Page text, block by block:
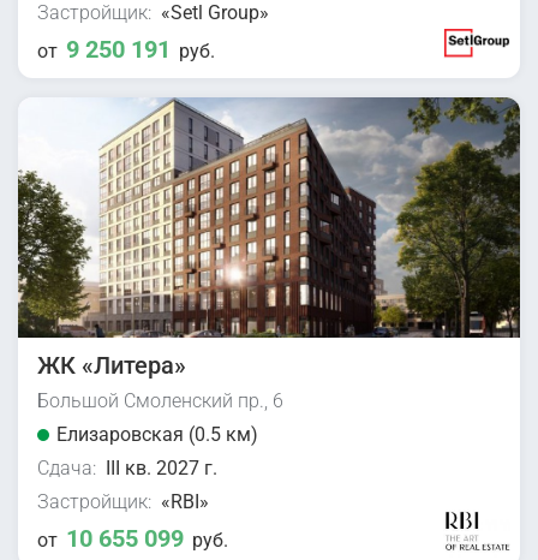
Застройщик: «Setl Group»
от 9 250 191 руб.
ЖК «Литера»
Большой Смоленский пр., 6
Елизаровская (0.5 км)
Сдача: III кв. 2027 г.
Застройщик: «RBI»
от 10 655 099 руб.